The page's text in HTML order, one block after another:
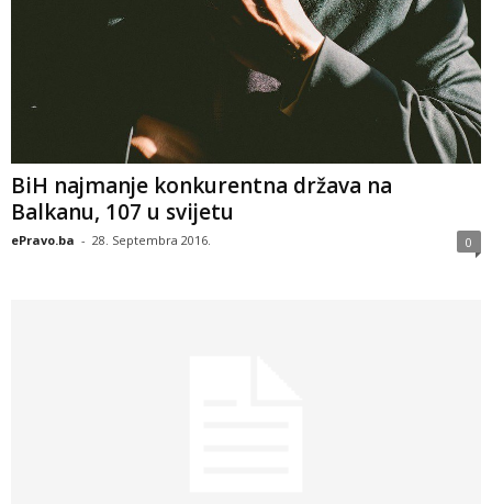
BiH najmanje konkurentna država na
Balkanu, 107 u svijetu
ePravo.ba - 28. Septembra 2016. 0